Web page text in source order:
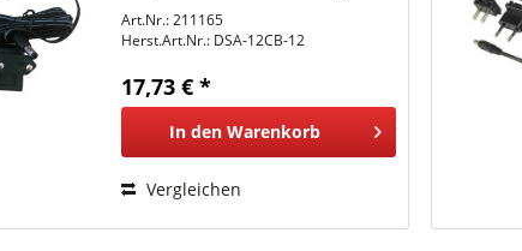
Hohlstecker.
Art.Nr.: 211165
Herst.Art.Nr.: DSA-12CB-12
17,73 € *
In den Warenkorb
Vergleichen